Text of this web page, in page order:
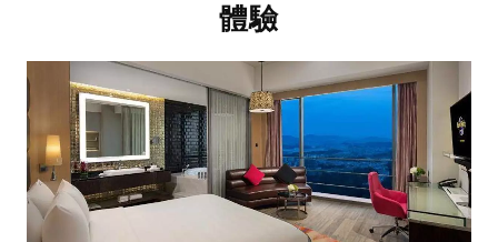
體驗